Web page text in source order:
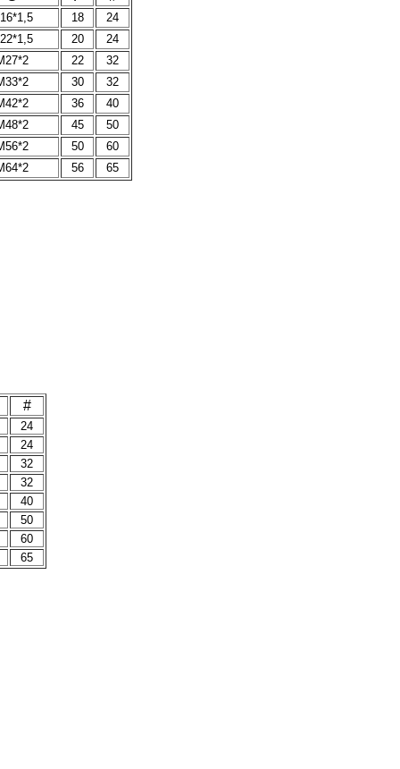
18
24
20
24
22
32
30
32
36
40
45
50
50
60
56 65
#
24
24
32
32
40
50
60
65